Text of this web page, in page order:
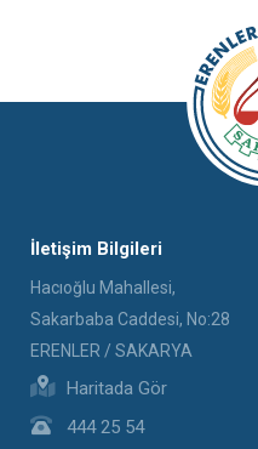
İletişim Bilgileri
Hacıoğlu Mahallesi,
Sakarbaba Caddesi, No:28
ERENLER / SAKARYA
Haritada Gör
444 25 54